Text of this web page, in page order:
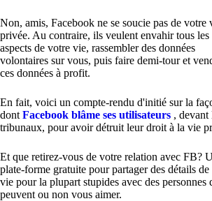
Non, amis, Facebook ne se soucie pas de votre
privée. Au contraire, ils veulent envahir tous les
aspects de votre vie, rassembler des données
volontaires sur vous, puis faire demi-tour et
ces données à profit.
En fait, voici un compte-rendu d'initié sur la
dont Facebook blâme ses utilisateurs , devant
tribunaux, pour avoir détruit leur droit à la vie
Et que retirez-vous de votre relation avec FB?
plate-forme gratuite pour partager des détails
vie pour la plupart stupides avec des personnes
peuvent ou non vous aimer.